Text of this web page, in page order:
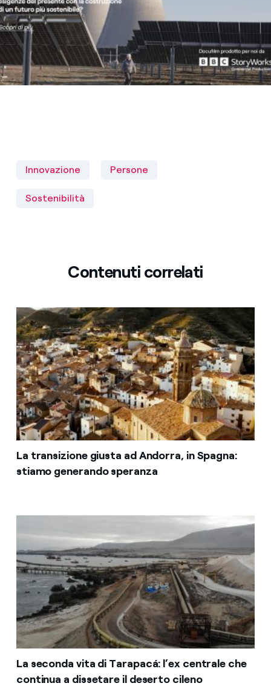
Innovazione Persone
Sostenibilità
Contenuti correlati
La transizione giusta ad Andorra, in Spagna:
stiamo generando speranza
La seconda vita di Tarapacá: l’ex centrale che
continua a dissetare il deserto cileno